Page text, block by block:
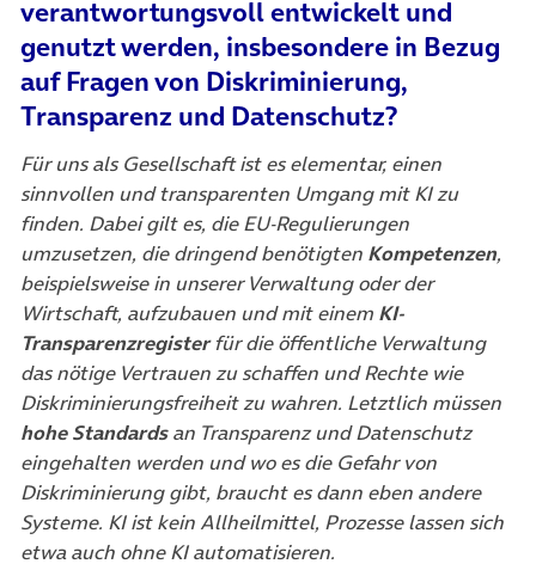
verantwortungsvoll entwickelt und
genutzt werden, insbesondere in Bezug
auf Fragen von Diskriminierung,
Transparenz und Datenschutz?
Für uns als Gesellschaft ist es elementar, einen
sinnvollen und transparenten Umgang mit KI zu
finden. Dabei gilt es, die EU-Regulierungen
umzusetzen, die dringend benötigten Kompetenzen,
beispielsweise in unserer Verwaltung oder der
Wirtschaft, aufzubauen und mit einem KI-
Transparenzregisterfür die öffentliche Verwaltung
das nötige Vertrauen zu schaffen und Rechte wie
Diskriminierungsfreiheit zu wahren. Letztlich müssen
hohe Standardsan Transparenz und Datenschutz
eingehalten werden und wo es die Gefahr von
Diskriminierung gibt, braucht es dann eben andere
Systeme. KI ist kein Allheilmittel, Prozesse lassen sich
etwa auch ohne KI automatisieren.